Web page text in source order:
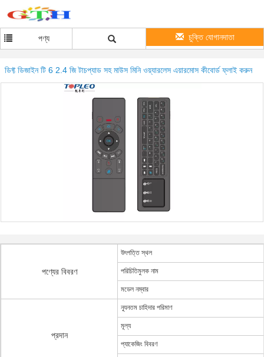
পণ্য চুক্তি যোগানদাতা
ডিফ্ট ডিজাইন টি 6 2.4 জি টাচপ্যাড সহ মাউস মিনি ওয়্যারলেস এয়ারমোস কীবোর্ড ফ্লাই করুন
পণ্যের বিবরণ
উৎপত্তি স্থল
পরিচিতিমুলক নাম
মডেল নম্বার
প্রদান
ন্যূনতম চাহিদার পরিমাণ
মূল্য
প্যাকেজিং বিবরণ